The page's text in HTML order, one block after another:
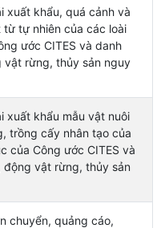
xuất khẩu, quá cảnh và
tự nhiên của các loài
ước CITES và danh
rừng, thủy sản nguy
xuất khẩu mẫu vật nuôi
trồng cấy nhân tạo của
của Công ước CITES và
vật rừng, thủy sản
chuyển, quảng cáo,